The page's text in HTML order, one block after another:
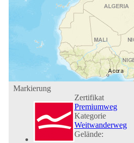
Markierung
Zertifikat
Premiumweg
Kategorie
Weitwanderweg
Gelände: